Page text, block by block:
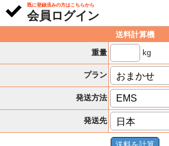
既に登録済みの方はこちらから
会員ログイン
送料計算機
重量
kg
プラン
発送方法
発送先